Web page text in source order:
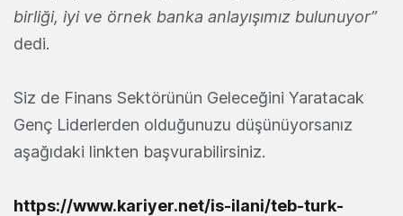
birliği, iyi ve örnek banka anlayışımız bulunuyor”
dedi.
Siz de Finans Sektörünün Geleceğini Yaratacak
Genç Liderlerden olduğunuzu düşünüyorsanız
aşağıdaki linkten başvurabilirsiniz.
https://www.kariyer.net/is-ilani/teb-turk-